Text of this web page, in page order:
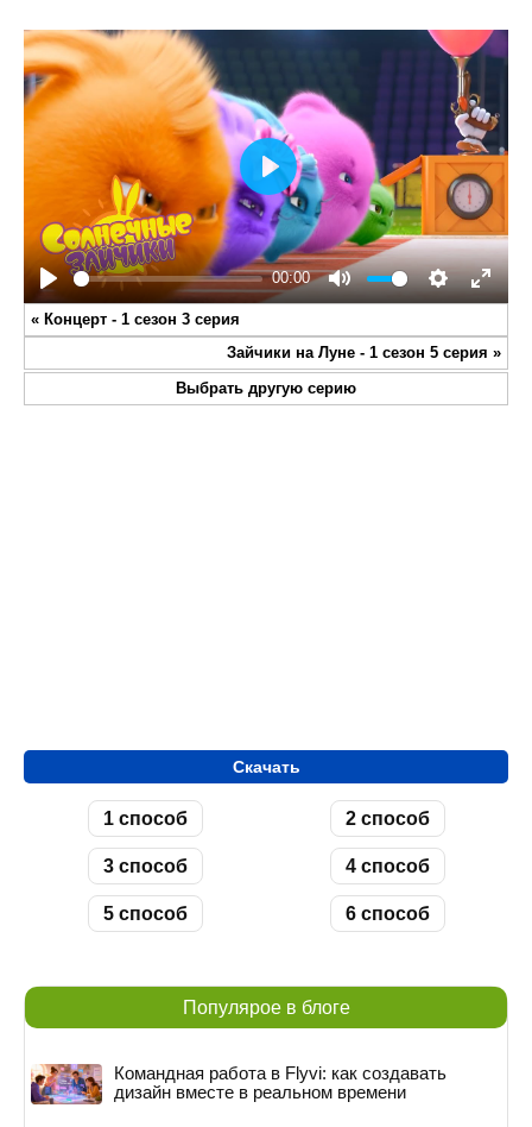
Play
00:00
Mute Settings
Enter
Play
« Концерт - 1 сезон 3 серия
Зайчики на Луне - 1 сезон 5 серия »
Выбрать другую серию
Скачать
1 способ 2 способ
3 способ 4 способ
5 способ 6 способ
Популярое в блоге
Командная работа в Flyvi: как создавать
дизайн вместе в реальном времени